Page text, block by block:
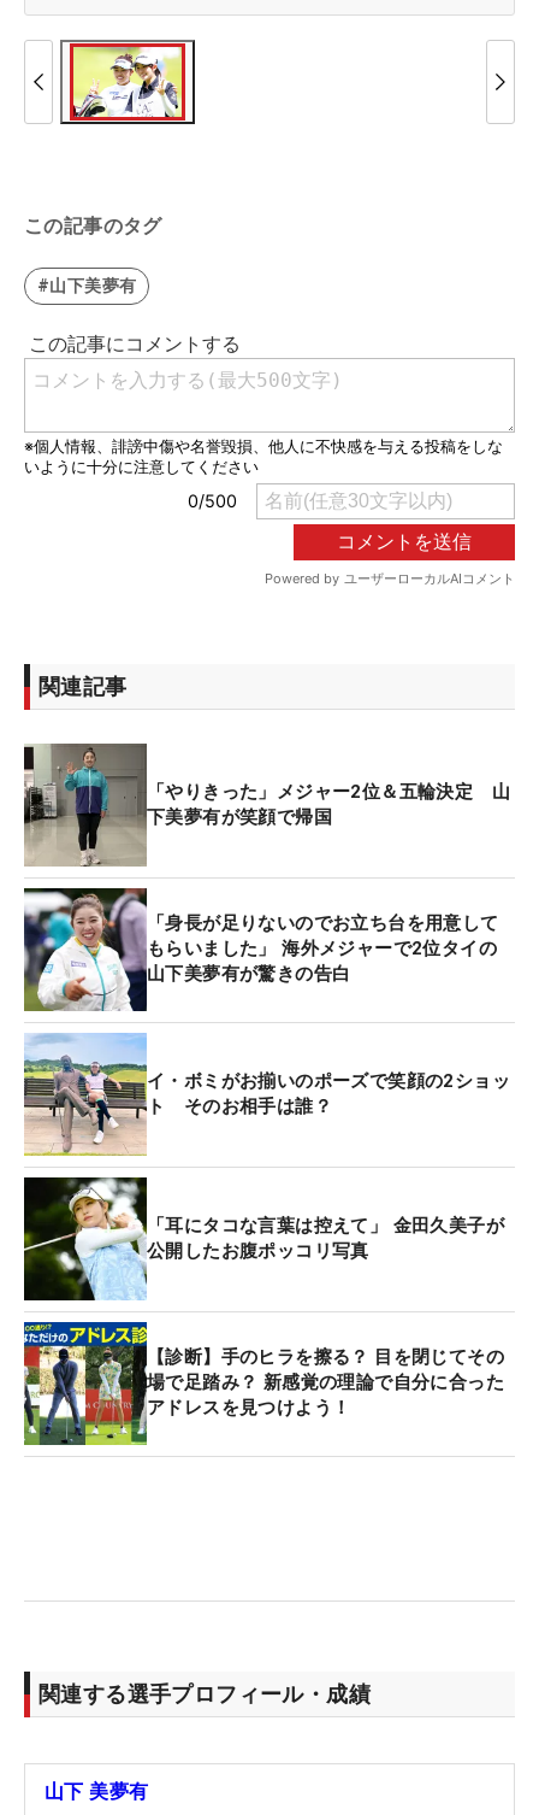
この記事のタグ
#山下美夢有
関連記事
「やりきった」メジャー2位＆五輪決定 山
下美夢有が笑顔で帰国
「身長が足りないのでお立ち台を用意して
もらいました」 海外メジャーで2位タイの
山下美夢有が驚きの告白
イ・ボミがお揃いのポーズで笑顔の2ショッ
ト そのお相手は誰？
「耳にタコな言葉は控えて」 金田久美子が
公開したお腹ポッコリ写真
【診断】手のヒラを擦る？ 目を閉じてその
場で足踏み？ 新感覚の理論で自分に合った
アドレスを見つけよう！
関連する選手プロフィール・成績
山下 美夢有